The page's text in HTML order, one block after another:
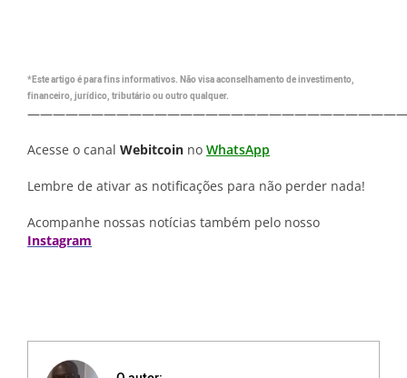
*Este artigo é para fins informativos. Não visa aconselhamento de investimento,
financeiro, jurídico, tributário ou outro qualquer.
Acesse o canal Webitcoin no WhatsApp
Lembre de ativar as notificações para não perder nada!
Acompanhe nossas notícias também pelo nosso
Instagram